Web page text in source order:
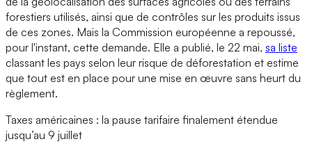
forestiers utilisés, ainsi que de contrôles sur les produits issus
de ces zones. Mais la Commission européenne a repoussé,
pour l'instant, cette demande. Elle a publié, le 22 mai, sa liste
classant les pays selon leur risque de déforestation et estime
que tout est en place pour une mise en œuvre sans heurt du
règlement.
Taxes américaines : la pause tarifaire finalement étendue
jusqu’au 9 juillet